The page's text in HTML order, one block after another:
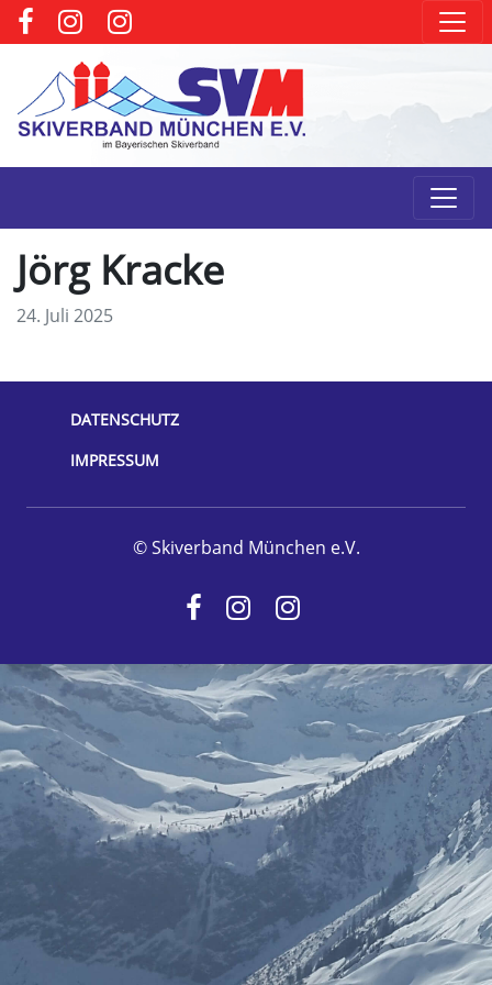
Jörg Kracke
24. Juli 2025
DATENSCHUTZ
IMPRESSUM
© Skiverband München e.V.